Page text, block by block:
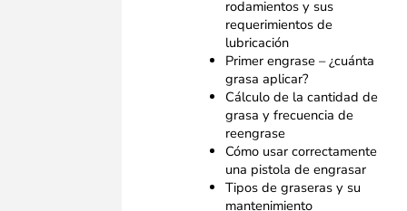
rodamientos y sus
requerimientos de
lubricación
Primer engrase – ¿cuánta
grasa aplicar?
Cálculo de la cantidad de
grasa y frecuencia de
reengrase
Cómo usar correctamente
una pistola de engrasar
Tipos de graseras y su
mantenimiento